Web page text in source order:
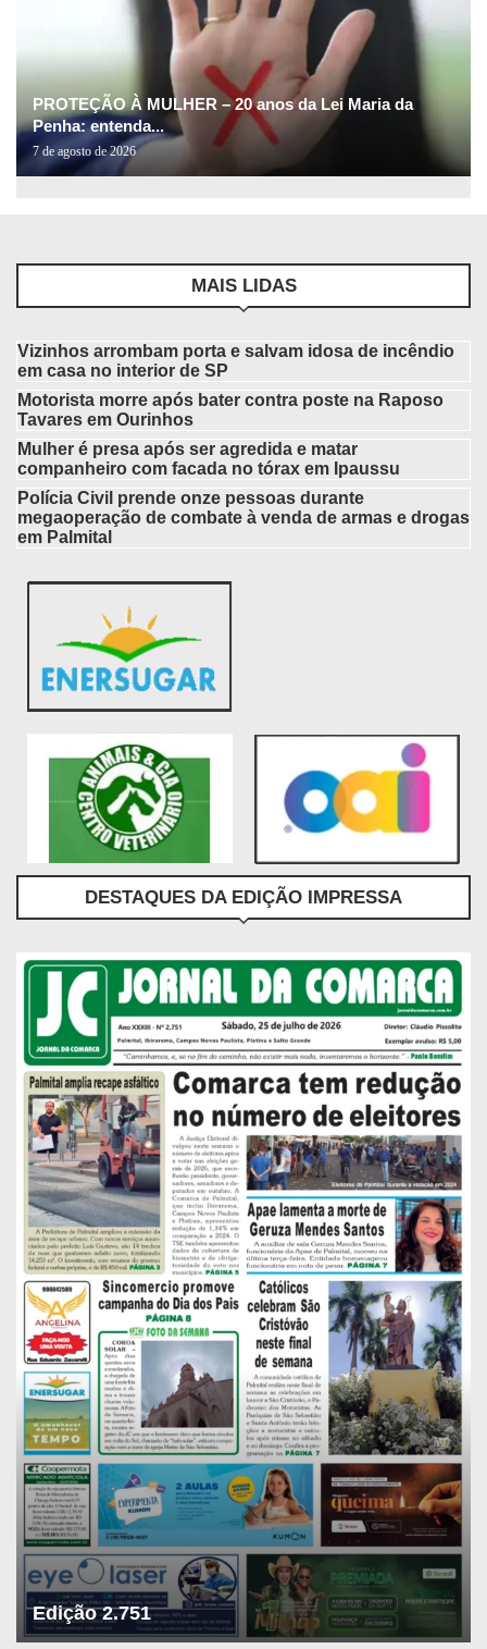
PROTEÇÃO À MULHER – 20 anos da Lei Maria da
Penha: entenda...
7 de agosto de 2026
MAIS LIDAS
Vizinhos arrombam porta e salvam idosa de incêndio
em casa no interior de SP
Motorista morre após bater contra poste na Raposo
Tavares em Ourinhos
Mulher é presa após ser agredida e matar
companheiro com facada no tórax em Ipaussu
Polícia Civil prende onze pessoas durante
megaoperação de combate à venda de armas e drogas
em Palmital
DESTAQUES DA EDIÇÃO IMPRESSA
Edição 2.751